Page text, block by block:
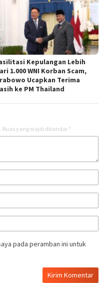
Kepulangan Lebih
1.000 WNI Korban Scam,
Ucapkan Terima
ke PM Thailand
Ruas yang wajib ditandai *
pada peramban ini untuk